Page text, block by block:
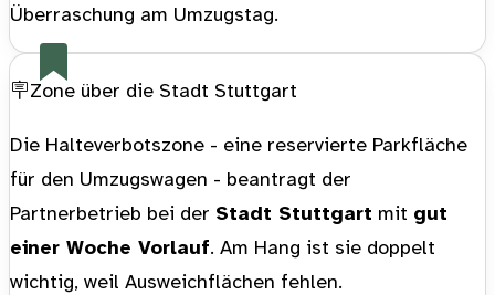
Überraschung am Umzugstag.
🪧Zone über die Stadt Stuttgart
Die Halteverbotszone - eine reservierte Parkfläche
für den Umzugswagen - beantragt der
Partnerbetrieb bei der Stadt Stuttgart mit gut
einer Woche Vorlauf. Am Hang ist sie doppelt
wichtig, weil Ausweichflächen fehlen.